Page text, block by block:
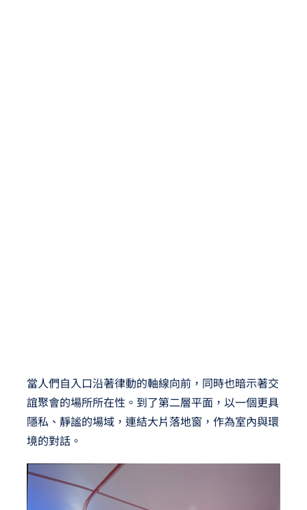
當人們自入口沿著律動的軸線向前，同時也暗示著交
誼聚會的場所所在性。到了第二層平面，以一個更具
隱私、靜謐的場域，連結大片落地窗，作為室內與環
境的對話。